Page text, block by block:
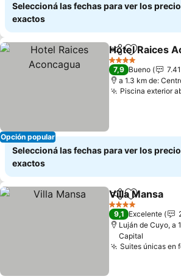
Seleccioná las fechas para ver los
exactos
Opción popular
Compartir
Añadir a
Hotel Raices
4 Estrellas
7,9 Bueno
a 1.3 km de:
Piscina exterior
Seleccioná las fechas para ver los
exactos
Compartir
Añadir a
Villa Mansa
4 Estrellas
9,1 Excelente
Luján de Cuyo, a
Capital
Suites únicas en